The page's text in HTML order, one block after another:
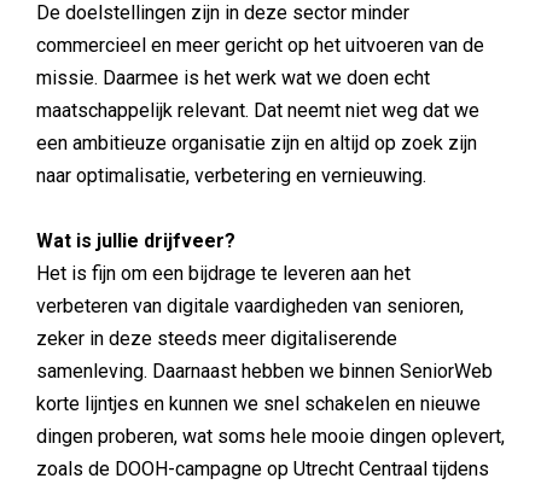
De doelstellingen zijn in deze sector minder
commercieel en meer gericht op het uitvoeren van de
missie. Daarmee is het werk wat we doen echt
maatschappelijk relevant. Dat neemt niet weg dat we
een ambitieuze organisatie zijn en altijd op zoek zijn
naar optimalisatie, verbetering en vernieuwing.
Wat is jullie drijfveer?
Het is fijn om een bijdrage te leveren aan het
verbeteren van digitale vaardigheden van senioren,
zeker in deze steeds meer digitaliserende
samenleving. Daarnaast hebben we binnen SeniorWeb
korte lijntjes en kunnen we snel schakelen en nieuwe
dingen proberen, wat soms hele mooie dingen oplevert,
zoals de DOOH-campagne op Utrecht Centraal tijdens